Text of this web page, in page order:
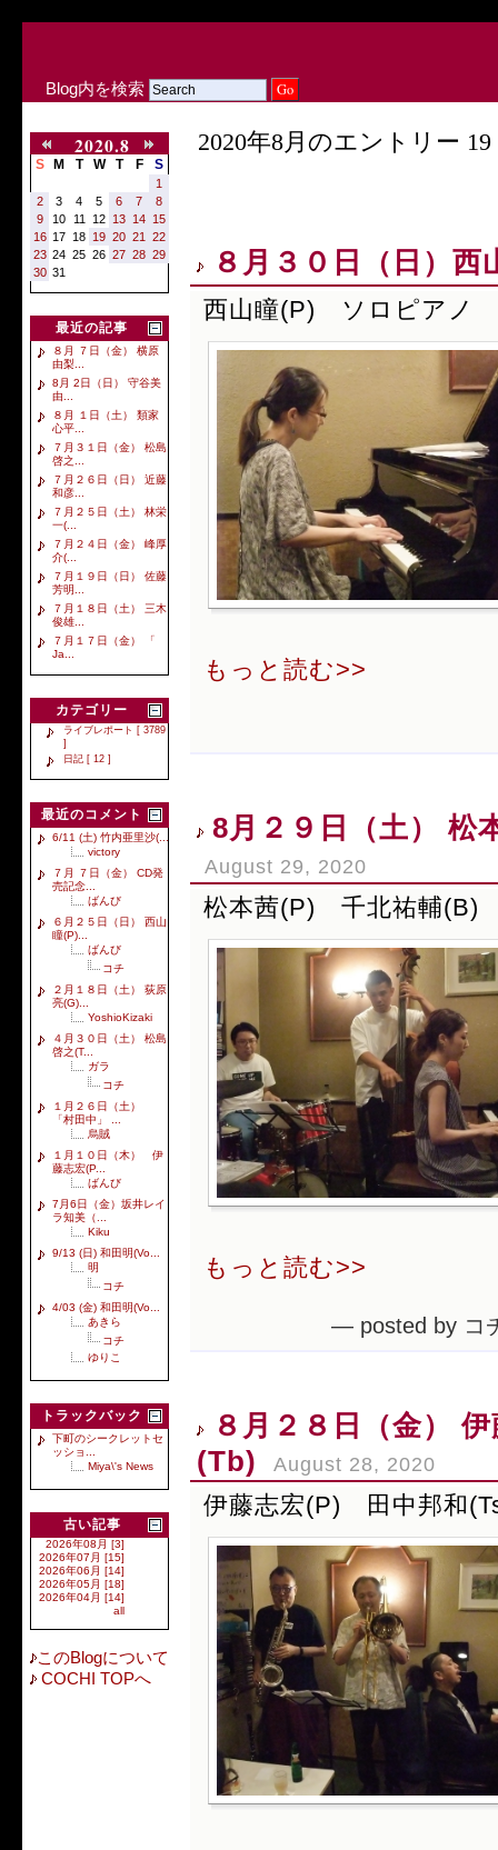
Blog内を検索
2020.8
S M T W T F S
1
2
3 4 5 6 7
8
9
10 11 12 13 14 15
16 17 18 19 20 21
22
23 24 25 26 27 28 29
30 31
最近の記事
８月 ７日（金） 横原
由梨...
8月 2日（日） 守谷美
由...
８月 １日（土） 類家
心平...
７月３１日（金） 松島
啓之...
７月２６日（日） 近藤
和彦...
７月２５日（土） 林栄
一(...
７月２４日（金） 峰厚
介(...
７月１９日（日） 佐藤
芳明...
７月１８日（土） 三木
俊雄...
７月１７日（金） 「
Ja...
カテゴリー
ライブレポート [ 3789
]
日記 [ 12 ]
最近のコメント
6/11 (土) 竹内亜里沙(...
victory
７月 ７日（金） CD発
売記念...
ばんび
６月２５日（日） 西山
瞳(P)...
ばんび
コチ
２月１８日（土） 荻原
亮(G)...
YoshioKizaki
４月３０日（土） 松島
啓之(T...
ガラ
コチ
１月２６日（土）
「村田中」 ...
烏賊
１月１０日（木） 伊
藤志宏(P...
ばんび
7月6日（金）坂井レイ
ラ知美（...
Kiku
9/13 (日) 和田明(Vo...
明
コチ
4/03 (金) 和田明(Vo...
あきら
コチ
ゆりこ
トラックバック
下町のシークレットセ
ッショ...
Miya\'s News
古い記事
2026年08月 [3]
2026年07月 [15]
2026年06月 [14]
2026年05月 [18]
2026年04月 [14]
all
このBlogについて
COCHI TOPへ
2020年8月のエントリー
８月３０日（日）
西山瞳(P) ソロピアノ
もっと読む>>
8月２９日（土）
August 29, 2020
松本茜(P) 千北祐輔(B)
もっと読む>>
— posted by コ
８月２８日（金）
(Tb)
August 28, 2020
伊藤志宏(P) 田中邦和